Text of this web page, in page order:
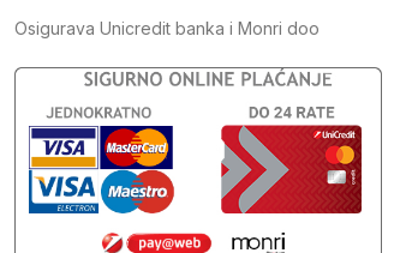
Osigurava Unicredit banka i Monri doo